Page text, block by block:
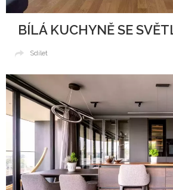
Sdílet